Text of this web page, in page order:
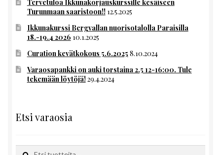
Tervetuloa Ikkunakorjauskurssille kesäiseen
Turunmaan saaristoon!! 12.5.2025
Ikkunakurssi Bergvallan nuorisotalolla Paraisilla
18.-19.4 2026 10.1.2025
Curation kevätkokous 5.6.2025 8.10.2024
Varaosapankki on auki torstaina 2.5 12-16:00. Tule
tekemään löytöjä!29.4.2024
Etsi varaosia
Etsi:
Haku